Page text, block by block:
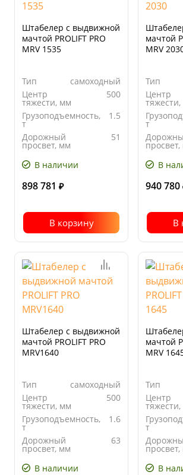
Штабелер с выдвижной
мачтой PROLIFT PRO
MRV 1535
Тип
самоходный
Центр
тяжести, мм
500
Грузоподъемность,
т
1.5
Дорожный
просвет, мм
51
В наличии
898 781 ₽
В корзину
мачтой
MRV
Тип
Центр
т
В
940 780
В
Штабелер с выдвижной
мачтой PROLIFT PRO
MRV1640
Тип
самоходный
Центр
тяжести, мм
500
Грузоподъемность,
т
1.6
Дорожный
просвет, мм
63
В наличии
мачтой
MRV
Тип
Центр
т
В